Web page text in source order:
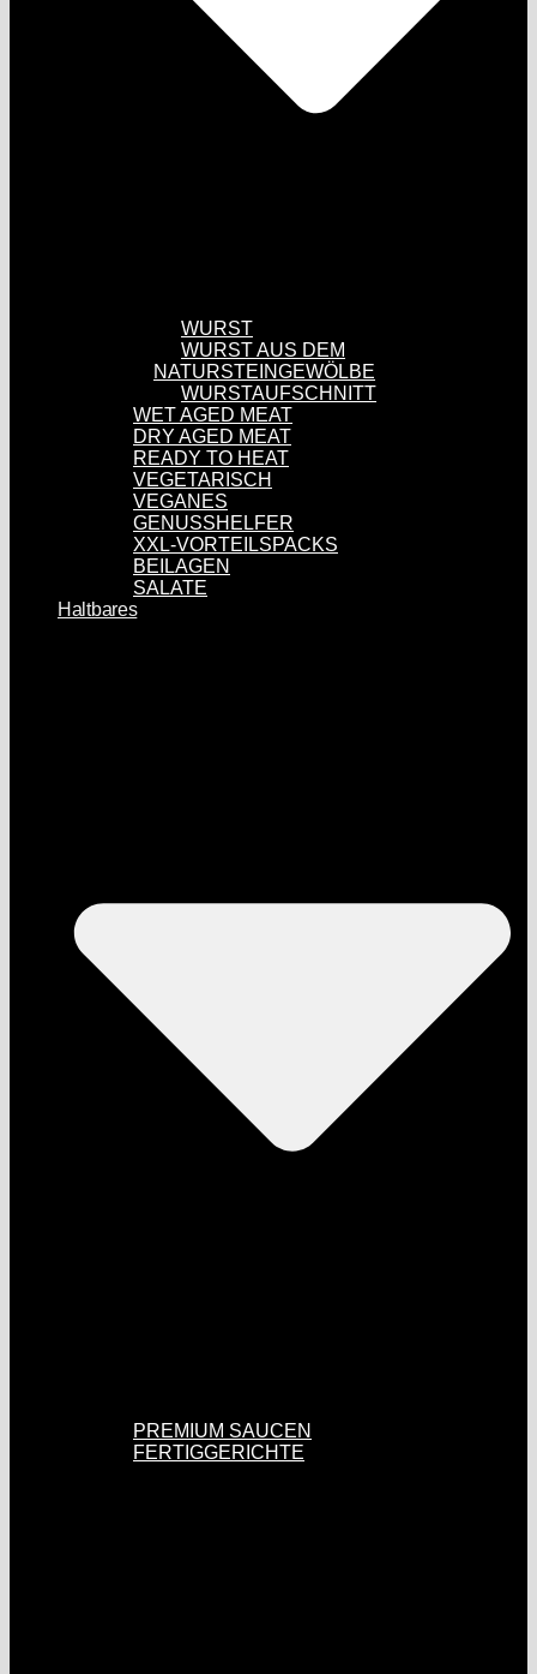
WURST
WURST AUS DEM
NATURSTEINGEWÖLBE
WURSTAUFSCHNITT
WET AGED MEAT
DRY AGED MEAT
READY TO HEAT
VEGETARISCH
VEGANES
GENUSSHELFER
XXL-VORTEILSPACKS
BEILAGEN
SALATE
Haltbares
PREMIUM SAUCEN
FERTIGGERICHTE